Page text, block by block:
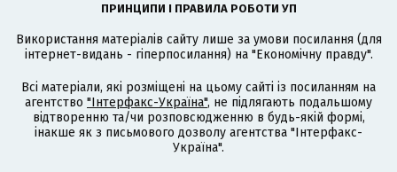
ПРИНЦИПИ І ПРАВИЛА РОБОТИ УП
Використання матеріалів сайту лише за умови посилання (для
інтернет-видань - гіперпосилання) на "Економічну правду".
Всі матеріали, які розміщені на цьому сайті із посиланням на
агентство "Інтерфакс-Україна", не підлягають подальшому
відтворенню та/чи розповсюдженню в будь-якій формі,
інакше як з письмового дозволу агентства "Інтерфакс-
Україна".